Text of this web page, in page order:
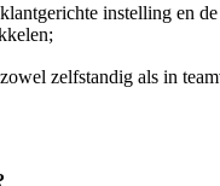
instelling en
zelfstandig als in